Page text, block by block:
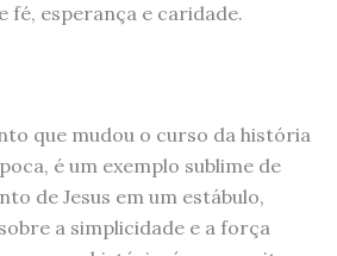
fé, esperança e caridade.
que mudou o curso da história
é um exemplo sublime de
de Jesus em um estábulo,
a simplicidade e a força